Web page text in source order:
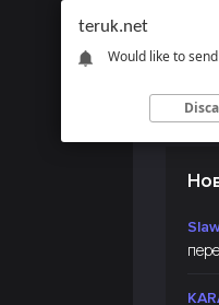
teruk.net
Would like to